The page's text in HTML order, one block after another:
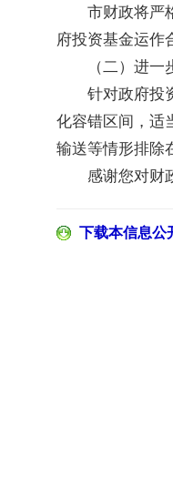
市财政将严
府投资基金运作
（二）进
针对政府投
化容错区间，适
输送等情形排除
感谢您对财
下载本信息公